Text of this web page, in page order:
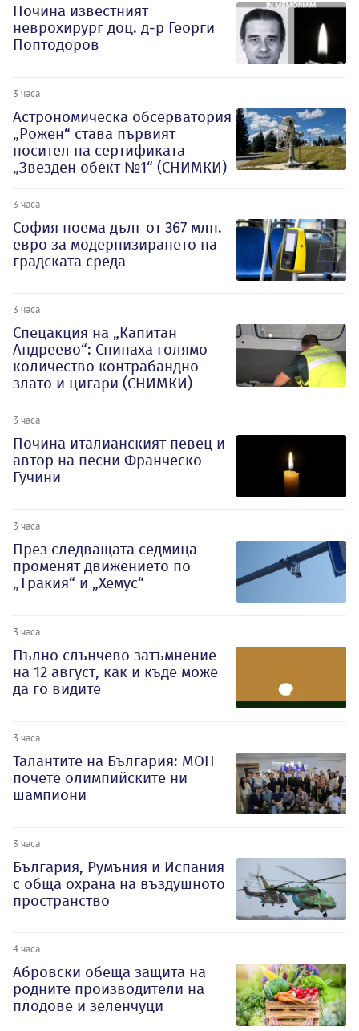
Почина известният
неврохирург доц. д-р Георги
Поптодоров
3 часа
Астрономическа обсерватория
„Рожен“ става първият
носител на сертификата
„Звезден обект №1“ (СНИМКИ)
3 часа
София поема дълг от 367 млн.
евро за модернизирането на
градската среда
3 часа
Спецакция на „Капитан
Андреево“: Спипаха голямо
количество контрабандно
злато и цигари (СНИМКИ)
3 часа
Почина италианският певец и
автор на песни Франческо
Гучини
3 часа
През следващата седмица
променят движението по
„Тракия“ и „Хемус“
3 часа
Пълно слънчево затъмнение
на 12 август, как и къде може
да го видите
3 часа
Талантите на България: МОН
почете олимпийските ни
шампиони
3 часа
България, Румъния и Испания
с обща охрана на въздушното
пространство
4 часа
Абровски обеща защита на
родните производители на
плодове и зеленчуци